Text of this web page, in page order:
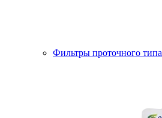
Фильтры проточного типа